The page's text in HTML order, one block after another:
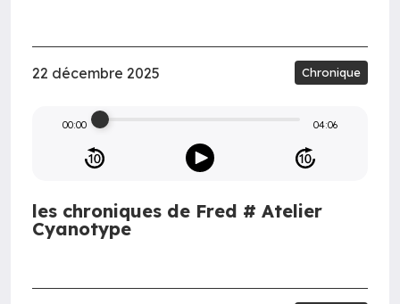
22 décembre 2025 Chronique
00:00 04:06
les chroniques de Fred # Atelier
Cyanotype